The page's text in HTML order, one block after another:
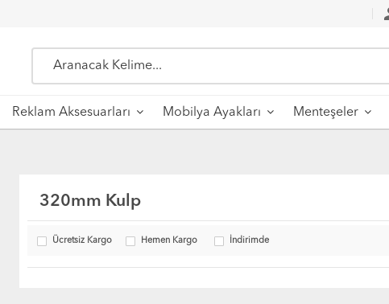
Reklam Aksesuarları Mobilya Ayakları Menteşeler
320mm Kulp
Ücretsiz Kargo Hemen Kargo İndirimde